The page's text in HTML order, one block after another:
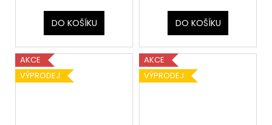
DO KOŠÍKU DO KOŠÍKU
AKCE
VÝPRODEJ
AKCE
VÝPRODEJ